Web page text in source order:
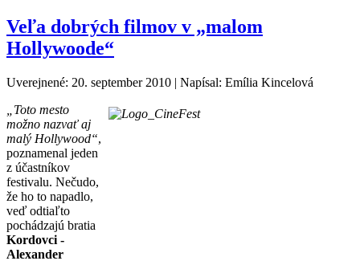
Veľa dobrých filmov v „malom
Hollywoode“
Uverejnené: 20. september 2010 | Napísal: Emília Kincelová
„Toto mesto
možno nazvať aj
malý Hollywood“,
poznamenal jeden
z účastníkov
festivalu. Nečudo,
že ho to napadlo,
veď odtiaľto
pochádzajú bratia
Kordovci -
Alexander